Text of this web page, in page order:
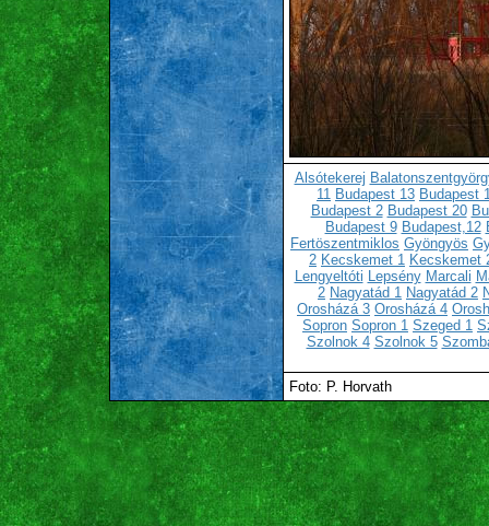
Alsótekerej
11 Budapest 13 Budapest
Budapest 2 Budapest 20
Budapest 9 Budapest,12
Fertöszentmiklos Gyöngyös
2 Kecskemet 1 Kecskemet
Lengyeltóti Lepsény Marcali
2 Nagyatád 1 Nagyatád 2
Orosházá 3 Orosházá 4
Sopron Sopron 1 Szeged 1
Szolnok 4 Szolnok 5
Foto: P. Horvath